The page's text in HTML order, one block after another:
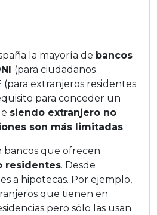
la mayoría de bancos
(para ciudadanos
(para extranjeros residentes
para conceder un
siendo extranjero no
son más limitadas.
bancos que ofrecen
residentes. Desde
a hipotecas. Por ejemplo,
que tienen en
pero sólo las usan